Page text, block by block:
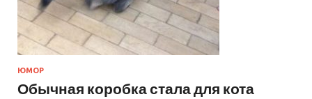
ЮМОР
Обычная коробка стала для кота